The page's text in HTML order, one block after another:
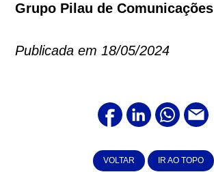
Grupo Pilau de Comunicações
Publicada em 18/05/2024
VOLTAR IR AO TOPO